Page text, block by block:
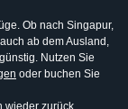
Ob nach Singapur,
ab dem Ausland,
Nutzen Sie
oder buchen Sie
wieder zurück.